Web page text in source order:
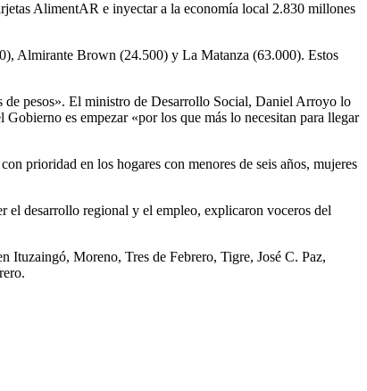
AlimentAR e inyectar a la economía local 2.830 millones
Almirante Brown (24.500) y La Matanza (63.000). Estos
pesos». El ministro de Desarrollo Social, Daniel Arroyo lo
es empezar «por los que más lo necesitan para llegar
prioridad en los hogares con menores de seis años, mujeres
el desarrollo regional y el empleo, explicaron voceros del
Moreno, Tres de Febrero, Tigre, José C. Paz,